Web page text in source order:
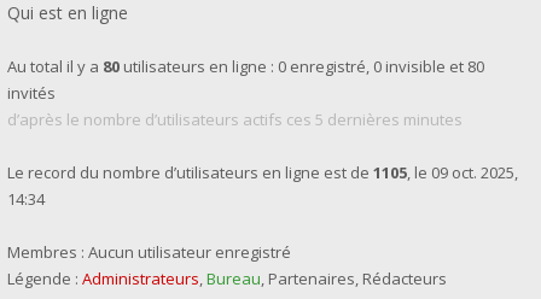
Qui est en ligne
Au total il y a 80 utilisateurs en ligne : 0 enregistré, 0 invisible et 80
invités
d’après le nombre d’utilisateurs actifs ces 5 dernières minutes
Le record du nombre d’utilisateurs en ligne est de 1105, le 09 oct. 2025,
14:34
Membres : Aucun utilisateur enregistré
Légende : Administrateurs,Bureau, Partenaires, Rédacteurs